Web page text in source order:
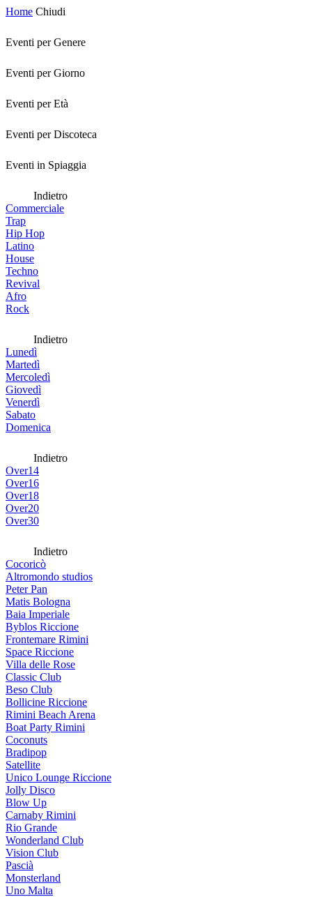
Home Chiudi
Eventi per Genere
Eventi per Giorno
Eventi per Età
Eventi per Discoteca
Eventi in Spiaggia
Indietro
Commerciale
Trap
Hip Hop
Latino
House
Techno
Revival
Afro
Rock
Indietro
Lunedì
Martedì
Mercoledì
Giovedì
Venerdì
Sabato
Domenica
Indietro
Over14
Over16
Over18
Over20
Over30
Indietro
Cocoricò
Altromondo studios
Peter Pan
Matis Bologna
Baia Imperiale
Byblos Riccione
Frontemare Rimini
Space Riccione
Villa delle Rose
Classic Club
Beso Club
Bollicine Riccione
Rimini Beach Arena
Boat Party Rimini
Coconuts
Bradipop
Satellite
Unico Lounge Riccione
Jolly Disco
Blow Up
Carnaby Rimini
Rio Grande
Wonderland Club
Vision Club
Pascià
Monsterland
Uno Malta